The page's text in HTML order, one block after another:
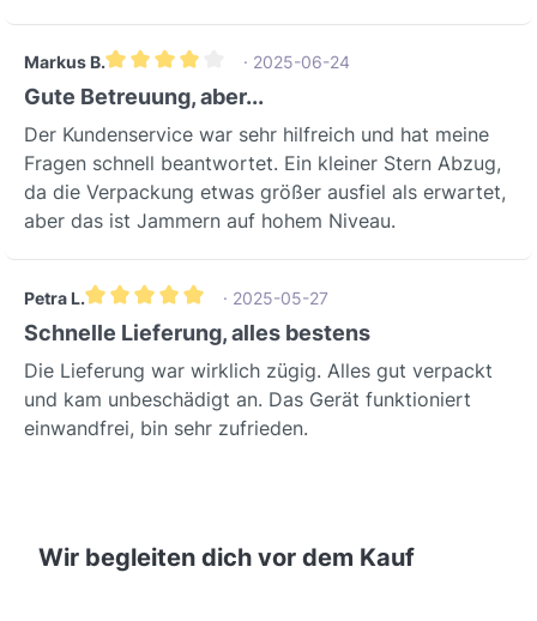
Markus B.
Durchschnittliche Bewertung von 4 von 5 Sternen
· 2025-06-24
Gute Betreuung, aber...
Der Kundenservice war sehr hilfreich und hat meine
Fragen schnell beantwortet. Ein kleiner Stern Abzug,
da die Verpackung etwas größer ausfiel als erwartet,
aber das ist Jammern auf hohem Niveau.
Petra L.
Durchschnittliche Bewertung von 5 von 5 Sternen
· 2025-05-27
Schnelle Lieferung, alles bestens
Die Lieferung war wirklich zügig. Alles gut verpackt
und kam unbeschädigt an. Das Gerät funktioniert
einwandfrei, bin sehr zufrieden.
Wir begleiten dich vor dem Kauf